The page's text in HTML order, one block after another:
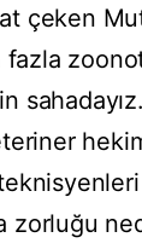
çeken
fazla
zorluğu